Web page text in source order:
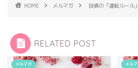
HOME メルマガ 投資の「運転ルール
RELATED POST
メルマガ メル